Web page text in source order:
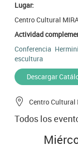
Lugar:
Centro Cultural
Actividad
Conferencia
escultura
Descargar
Centro Cultural
Todos los